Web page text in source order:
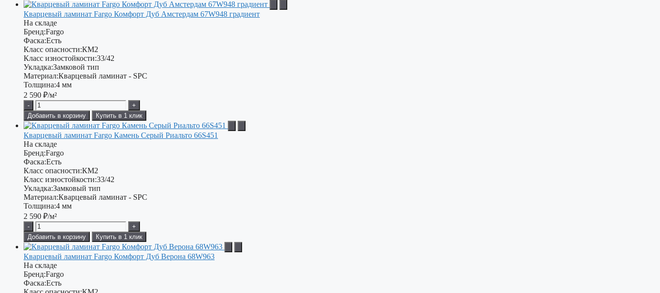
Кварцевый ламинат Fargo Комфорт Дуб Амстердам 67W948 градиент
На складе
Бренд:Fargo
Фаска:Есть
Класс опасности:КМ2
Класс изностойкости:33/42
Укладка:Замковой тип
Материал:Кварцевый ламинат - SPC
Толщина:4 мм
2 590 ₽/м²
-
+
Добавить в корзину
Купить в 1 клик
Кварцевый ламинат Fargo Камень Серый Риальто 66S451
На складе
Бренд:Fargo
Фаска:Есть
Класс опасности:КМ2
Класс изностойкости:33/42
Укладка:Замковый тип
Материал:Кварцевый ламинат - SPC
Толщина:4 мм
2 590 ₽/м²
-
+
Добавить в корзину
Купить в 1 клик
Кварцевый ламинат Fargo Комфорт Дуб Верона 68W963
На складе
Бренд:Fargo
Фаска:Есть